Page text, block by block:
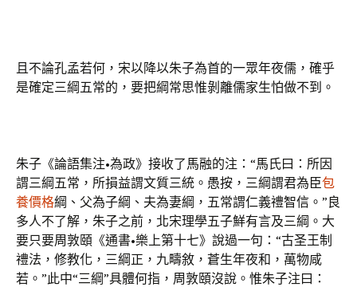
且不論孔孟若何，宋以降以朱子為首的一眾年夜儒，確乎
是確定三綱五常的，要把綱常思惟剝離儒家生怕做不到。
朱子《論語集注•為政》接收了馬融的注：“馬氏曰：所因
謂三綱五常，所損益謂文質三統。愚按，三綱謂君為臣包
養價格綱、父為子綱、夫為妻綱，五常謂仁義禮智信。”良
多人不了解，朱子之前，北宋理學五子鮮有言及三綱。大
要只要周敦頤《通書•樂上第十七》說過一句：“古圣王制
禮法，修教化，三綱正，九疇敘，蒼生年夜和，萬物咸
若。”此中“三綱”具體何指，周敦頤沒說。惟朱子注曰：